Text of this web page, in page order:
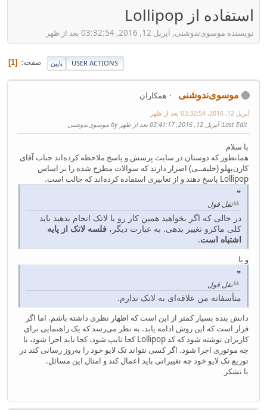
استفاده از Lollipop
نویسنده موسوی‌ندوشنی, آپریل 12, 2016, 03:32:54 بعد از ظهر
پایین صفحه 1 USER ACTIONS
موسوی‌ندوشنی همکاران
آپریل 12, 2016, 03:32:54 بعد از ظهر
Last Edit: آپریل 12, 2016, 03:41:17 بعد از ظهر by موسوی‌ندوشنی
با سلام
همانطور که دوستان در سایت پرسش و پاسخ ملاحظه کرده‌اند جناب آقای
کارن‌پهلو (خلیقــی) اصرار دارند که سوالات مطرح شده را بر اساس
Lollipop پاسخ دهند و از تعابیری استفاده کرده‌اند که جالب است.
نقل قول
در حالی که اگر بخواهید همین کار رو با لاتک انجام بدهید باید
کلی ماکرو تغییر بدهی. به عبارت دیگر، فلسه لاتک از پایه
اشتباه است.
و یا
نقل قول
متأسفانه من علاقه‌ای به لاتک ندارم.
دانش بنده بسیار کمتر از این است که اظهار نظری داشته باشم. اما اگر
قرار است که این روش ادامه یابد. به نظر می‌رسد که یک راهنمایی برای
کاربران نوشته شود که کد Lollipop کجا تایپ شود، کجا باید اجرا شود، با
چه موتوری اجرا شود. اگر کسی نتواند تک لایو خود را به‌روز رسانی کند در
توزیع تک لایو خود چه تغییراتی باید اعمال کند و امثال این مسائل.
با تشکر